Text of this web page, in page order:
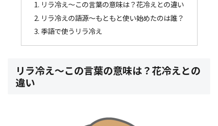
リラ冷え～この言葉の意味は？花冷えとの違い
リラ冷えの語源～もともと使い始めたのは誰？
季語で使うリラ冷え
リラ冷え～この言葉の意味は？花冷えとの
違い